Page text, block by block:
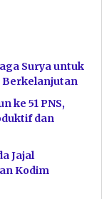
Surya untuk
Berkelanjutan
ke 51 PNS,
dan
Jajal
Kodim